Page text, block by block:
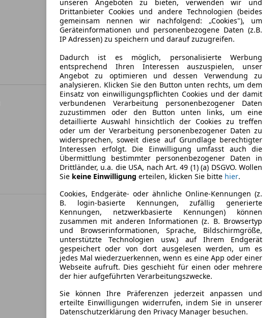
Letzte Inspektion
03/2026
Fahrzeughalter
3
Scheckheftgepflegt
Nichtraucherfahrzeug
Ja
Leistung
382 kW
Getriebe
Hubraum
3 996 cm³
Gänge
7
Zylinder
6
unseren Angeboten zu bieten, verwenden wir und
Drittanbieter Cookies und andere Technologien (beides
gemeinsam nennen wir nachfolgend: „Cookies"), um
Geräteinformationen und personenbezogene Daten (z.B.
IP Adressen) zu speichern und darauf zuzugreifen.
Dadurch ist es möglich, personalisierte Werbung
entsprechend Ihren Interessen auszuspielen, unser
Angebot zu optimieren und dessen Verwendung zu
analysieren. Klicken Sie den Button unten rechts, um dem
Einsatz von einwilligungspflichten Cookies und der damit
verbundenen Verarbeitung personenbezogener Daten
zuzustimmen oder den Button unten links, um eine
detaillierte Auswahl hinsichtlich der Cookies zu treffen
oder um der Verarbeitung personenbezogener Daten zu
widersprechen, soweit diese auf Grundlage berechtigter
Interessen erfolgt. Die Einwilligung umfasst auch die
Übermittlung bestimmter personenbezogener Daten in
Drittländer, u.a. die USA, nach Art. 49 (1) (a) DSGVO. Wollen
Sie keine Einwilligung erteilen, klicken Sie bitte hier.
Cookies, Endgeräte- oder ähnliche Online-Kennungen (z.
B. login-basierte Kennungen, zufällig generierte
Kennungen, netzwerkbasierte Kennungen) können
zusammen mit anderen Informationen (z. B. Browsertyp
und Browserinformationen, Sprache, Bildschirmgröße,
unterstützte Technologien usw.) auf Ihrem Endgerät
gespeichert oder von dort ausgelesen werden, um es
jedes Mal wiederzuerkennen, wenn es eine App oder einer
Webseite aufruft. Dies geschieht für einen oder mehrere
der hier aufgeführten Verarbeitungszwecke.
Sie können Ihre Präferenzen jederzeit anpassen und
erteilte Einwilligungen widerrufen, indem Sie in unserer
Datenschutzerklärung den Privacy Manager besuchen.